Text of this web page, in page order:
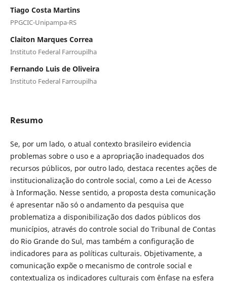
Tiago Costa Martins
PPGCIC-Unipampa-RS
Claiton Marques Correa
Instituto Federal Farroupilha
Fernando Luis de Oliveira
Instituto Federal Farroupilha
Resumo
Se, por um lado, o atual contexto brasileiro evidencia
problemas sobre o uso e a apropriação inadequados dos
recursos públicos, por outro lado, destaca recentes ações de
institucionalização do controle social, como a Lei de Acesso
à Informação. Nesse sentido, a proposta desta comunicação
é apresentar não só o andamento da pesquisa que
problematiza a disponibilização dos dados públicos dos
municípios, através do controle social do Tribunal de Contas
do Rio Grande do Sul, mas também a configuração de
indicadores para as políticas culturais. Objetivamente, a
comunicação expõe o mecanismo de controle social e
contextualiza os indicadores culturais com ênfase na esfera